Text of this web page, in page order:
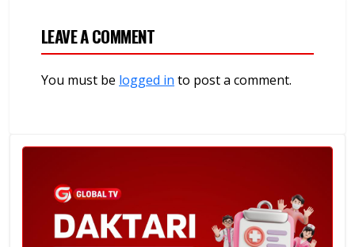
LEAVE A COMMENT
You must be logged in to post a comment.